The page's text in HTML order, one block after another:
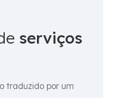
serviços
traduzido por um